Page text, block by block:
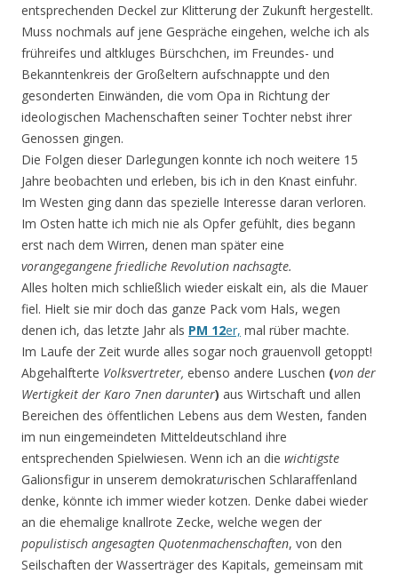
entsprechenden Deckel zur Klitterung der Zukunft hergestellt.
Muss nochmals auf jene Gespräche eingehen, welche ich als
frühreifes und altkluges Bürschchen, im Freundes- und
Bekanntenkreis der Großeltern aufschnappte und den
gesonderten Einwänden, die vom Opa in Richtung der
ideologischen Machenschaften seiner Tochter nebst ihrer
Genossen gingen.
Die Folgen dieser Darlegungen konnte ich noch weitere 15
Jahre beobachten und erleben, bis ich in den Knast einfuhr.
Im Westen ging dann das spezielle Interesse daran verloren.
Im Osten hatte ich mich nie als Opfer gefühlt, dies begann
erst nach dem Wirren, denen man später eine
vorangegangene friedliche Revolution nachsagte.
Alles holten mich schließlich wieder eiskalt ein, als die Mauer
fiel. Hielt sie mir doch das ganze Pack vom Hals, wegen
denen ich, das letzte Jahr als PM 12er, mal rüber machte.
Im Laufe der Zeit wurde alles sogar noch grauenvoll getoppt!
Abgehalfterte Volksvertreter, ebenso andere Luschen (von der
Wertigkeit der Karo 7nen darunter) aus Wirtschaft und allen
Bereichen des öffentlichen Lebens aus dem Westen, fanden
im nun eingemeindeten Mitteldeutschland ihre
entsprechenden Spielwiesen. Wenn ich an die wichtigste
Galionsfigur in unserem demokraturischen Schlaraffenland
denke, könnte ich immer wieder kotzen. Denke dabei wieder
an die ehemalige knallrote Zecke, welche wegen der
populistisch angesagten Quotenmachenschaften, von den
Seilschaften der Wasserträger des Kapitals, gemeinsam mit